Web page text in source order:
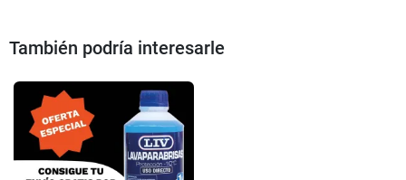
También podría interesarle